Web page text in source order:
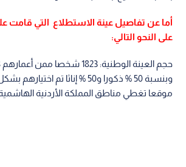
أما عن تفاصيل عينة الاستطلاع التي قامت
على النحو التالي:
موقعا تغطي مناطق المملكة الأردنية